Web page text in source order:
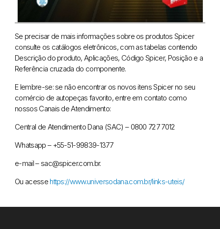
Se precisar de mais informações sobre os produtos Spicer
consulte os catálogos eletrônicos, com as tabelas contendo
Descrição do produto, Aplicações, Código Spicer, Posição e a
Referência cruzada do componente.
E lembre-se: se não encontrar os novos itens Spicer no seu
comércio de autopeças favorito, entre em contato como
nossos Canais de Atendimento:
Central de Atendimento Dana (SAC) – 0800 727 7012
Whatsapp – +55-51-99839-1377
e-mail – sac@spicer.com.br.
Ou acesse https://www.universodana.com.br/links-uteis/